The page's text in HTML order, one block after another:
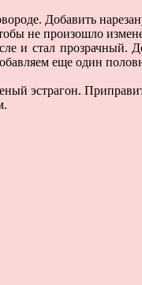
Добавить
не произошло
и стал
еще один
эстрагон.